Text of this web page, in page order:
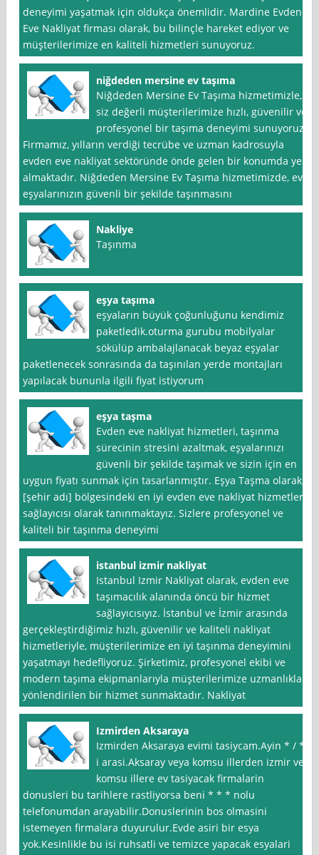
deneyimi yaşatmak için oldukça önemlidir. Mardine Evden
Eve Nakliyat firması olarak, bu bilinçle hareket ediyor ve
müşterilerimize en kaliteli hizmetleri sunuyoruz.
niğdeden mersine ev taşıma
Niğdeden Mersine Ev Taşıma hizmetimizle,
siz değerli müşterilerimize hızlı, güvenilir ve
profesyonel bir taşıma deneyimi sunuyoruz.
Firmamız, yılların verdiği tecrübe ve uzman kadrosuyla
evden eve nakliyat sektöründe önde gelen bir konumda yer
almaktadır. Niğdeden Mersine Ev Taşıma hizmetimizde, ev
eşyalarınızın güvenli bir şekilde taşınmasını
Nakliye
Taşınma
eşya taşıma
eşyaların büyük çoğunluğunu kendimiz
paketledik.oturma gurubu mobilyalar
sökülüp ambalajlanacak beyaz eşyalar
paketlenecek sonrasında da taşınılan yerde montajları
yapılacak bununla ilgili fiyat istiyorum
eşya taşma
Evden eve nakliyat hizmetleri, taşınma
sürecinin stresini azaltmak, eşyalarınızı
güvenli bir şekilde taşımak ve sizin için en
uygun fiyatı sunmak için tasarlanmıştır. Eşya Taşma olarak,
[şehir adı] bölgesindeki en iyi evden eve nakliyat hizmetleri
sağlayıcısı olarak tanınmaktayız. Sizlere profesyonel ve
kaliteli bir taşınma deneyimi
istanbul izmir nakliyat
Istanbul Izmir Nakliyat olarak, evden eve
taşımacılık alanında öncü bir hizmet
sağlayıcısıyız. İstanbul ve İzmir arasında
gerçekleştirdiğimiz hızlı, güvenilir ve kaliteli nakliyat
hizmetleriyle, müşterilerimize en iyi taşınma deneyimini
yaşatmayı hedefliyoruz. Şirketimiz, profesyonel ekibi ve
modern taşıma ekipmanlarıyla müşterilerimize uzmanlıkla
yönlendirilen bir hizmet sunmaktadır. Nakliyat
Izmirden Aksaraya
Izmirden Aksaraya evimi tasiycam.Ayin * / *
i arasi.Aksaray veya komsu illerden izmir ve
komsu illere ev tasiyacak firmalarin
donusleri bu tarihlere rastliyorsa beni * * * nolu
telefonumdan arayabilir.Donuslerinin bos olmasini
istemeyen firmalara duyurulur.Evde asiri bir esya
yok.Kesinlikle bu isi ruhsatli ve temizce yapacak esyalari